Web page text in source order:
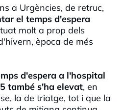
a Urgències, de retruc,
el temps d'espera
molt a prop dels
època de més
d'espera a l'hospital
també s'ha elevat, en
la de triatge, tot i que la